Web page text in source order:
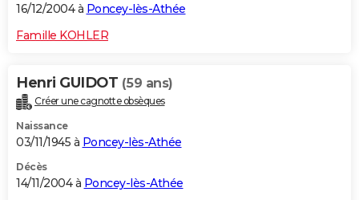
16/12/2004 à Poncey-lès-Athée
Famille KOHLER
Henri GUIDOT (59 ans)
Créer une cagnotte obsèques
Naissance
03/11/1945 à Poncey-lès-Athée
Décès
14/11/2004 à Poncey-lès-Athée